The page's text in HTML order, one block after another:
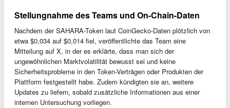
Stellungnahme des Teams und On-Chain-Daten
Nachdem der SAHARA-Token laut CoinGecko-Daten plötzlich von
etwa $0,034 auf $0,014 fiel, veröffentlichte das Team eine
Mitteilung auf X, in der es erklärte, dass man sich der
ungewöhnlichen Marktvolatilität bewusst sei und keine
Sicherheitsprobleme in den Token-Verträgen oder Produkten der
Plattform festgestellt habe. Zudem kündigten sie an, weitere
Updates zu liefern, sobald zusätzliche Informationen aus einer
internen Untersuchung vorliegen.